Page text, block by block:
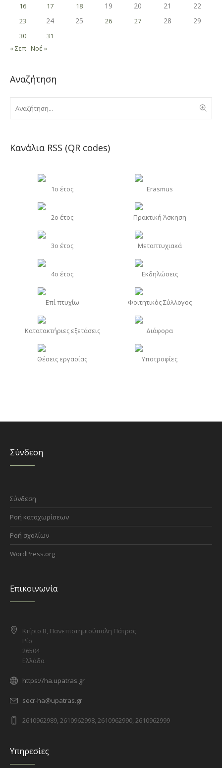
16 17 18 19 20 21 22
23 24 25 26 27 28 29
30
31
« Σεπ Νοέ »
Αναζήτηση
Κανάλια RSS (QR codes)
1o έτος Erasmus
2o έτος Πρακτική Άσκηση
3o έτος Μεταπτυχιακά
4o έτος Εκδηλώσεις
Επί πτυχίω Φοιτητικός Σύλλογος
Κατατακτήριες εξετάσεις Διάφορα
Θέσεις εργασίας Υποτροφίες
Σύνδεση
Σύνδεση
Ροή καταχωρίσεων
Ροή σχολίων
WordPress.org
Επικοινωνία
Κτίριο Β, Πανεπιστημιούπολη Πάτρας
Ρίο
26504
Ελλάδα
https://ha.upatras.gr
secr-ha@upatras.gr
2610962989, 2610962998, 2610962990, 2610962999
Υπηρεσίες